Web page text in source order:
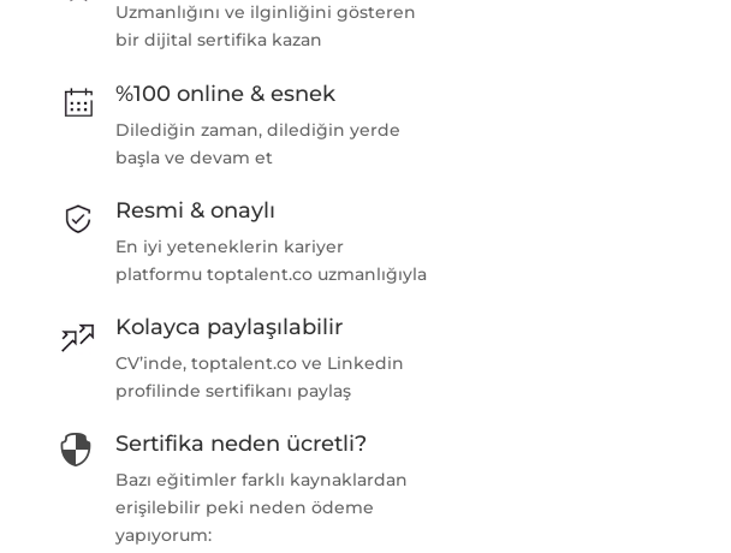
Uzmanlığını ve ilginliğini gösteren
bir dijital sertifika kazan
%100 online & esnek
Dilediğin zaman, dilediğin yerde
başla ve devam et
Resmi & onaylı
En iyi yeteneklerin kariyer
platformu toptalent.co uzmanlığıyla
Kolayca paylaşılabilir
CV’inde, toptalent.co ve Linkedin
profilinde sertifikanı paylaş
 Sertifika neden ücretli?
Bazı eğitimler farklı kaynaklardan
erişilebilir peki neden ödeme
yapıyorum: